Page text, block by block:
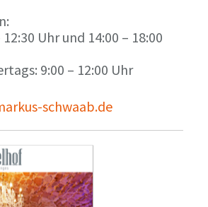
12:30 Uhr und 14:00 – 18:00
9:00 – 12:00 Uhr
schwaab.de